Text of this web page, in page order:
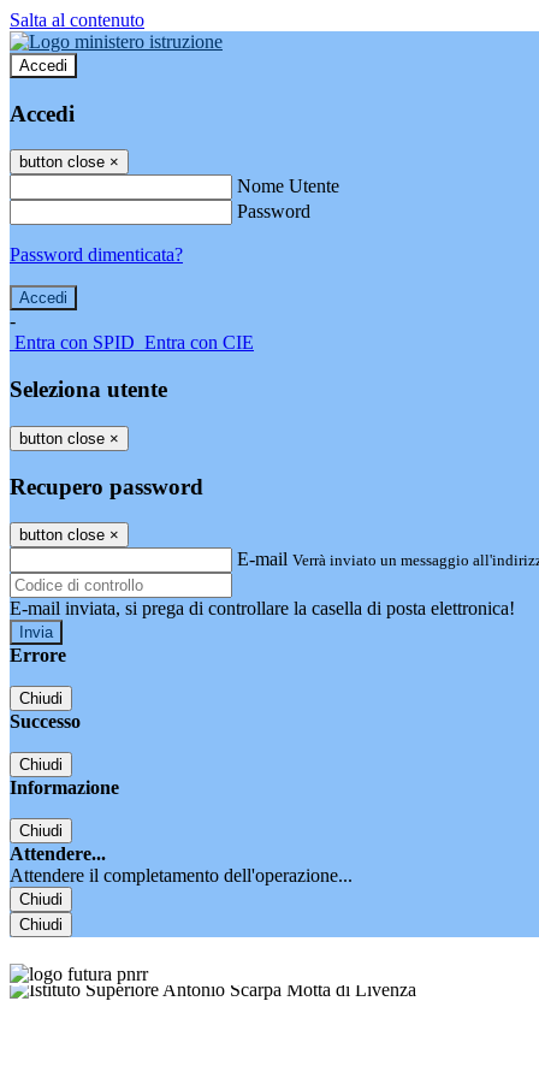
Salta al contenuto
Accedi
Accedi
button close ×
Nome Utente
Password
Password dimenticata?
-
Entra con SPID Entra con CIE
Seleziona utente
button close ×
Recupero password
button close ×
E-mail Verrà inviato un messaggio
E-mail inviata, si prega di controllare la casella di posta elettronica!
Errore
Chiudi
Successo
Chiudi
Informazione
Chiudi
Attendere...
Attendere il completamento dell'operazione...
Chiudi
Chiudi